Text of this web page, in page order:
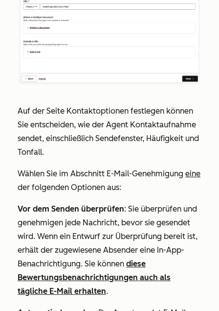
Auf der Seite Kontaktoptionen festlegen können
Sie entscheiden, wie der Agent Kontaktaufnahme
sendet, einschließlich Sendefenster, Häufigkeit und
Tonfall.
Wählen Sie im Abschnitt E-Mail-Genehmigung eine
der folgenden Optionen aus:
Vor dem Senden überprüfen: Sie überprüfen und
genehmigen jede Nachricht, bevor sie gesendet
wird. Wenn ein Entwurf zur Überprüfung bereit ist,
erhält der zugewiesene Absender eine In-App-
Benachrichtigung. Sie können diese
Bewertungsbenachrichtigungen auch als
tägliche E-Mail erhalten.